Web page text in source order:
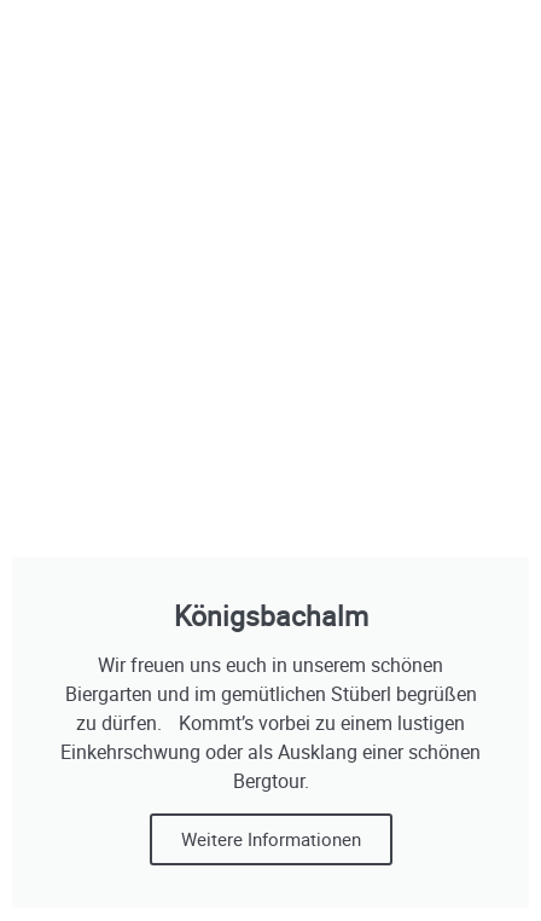
Königsbachalm
Wir freuen uns euch in unserem schönen
Biergarten und im gemütlichen Stüberl begrüßen
zu dürfen. Kommt’s vorbei zu einem lustigen
Einkehrschwung oder als Ausklang einer schönen
Bergtour.
Weitere Informationen